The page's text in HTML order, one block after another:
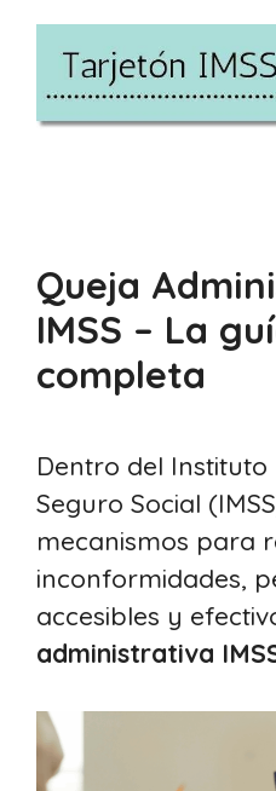
Saltar
contenido
Queja
IMSS – La
completa
Dentro del Instituto
Seguro Social
mecanismos para
inconformidades,
accesibles y
administrativa